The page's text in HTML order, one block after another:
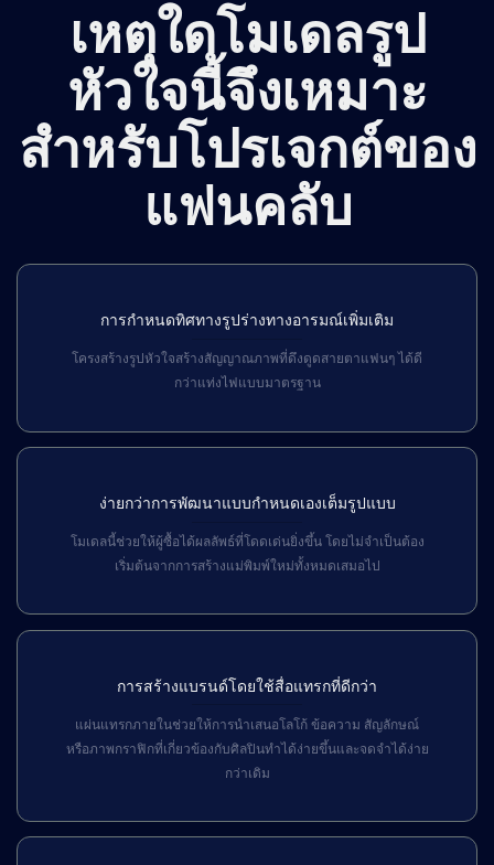
เหตุใดโมเดลรูป
หัวใจนี้จึงเหมาะ
สำหรับโปรเจกต์ของ
แฟนคลับ
การกำหนดทิศทางรูปร่างทางอารมณ์เพิ่มเติม
โครงสร้างรูปหัวใจสร้างสัญญาณภาพที่ดึงดูดสายตาแฟนๆ ได้ดี
กว่าแท่งไฟแบบมาตรฐาน
ง่ายกว่าการพัฒนาแบบกำหนดเองเต็มรูปแบบ
โมเดลนี้ช่วยให้ผู้ซื้อได้ผลลัพธ์ที่โดดเด่นยิ่งขึ้น โดยไม่จำเป็นต้อง
เริ่มต้นจากการสร้างแม่พิมพ์ใหม่ทั้งหมดเสมอไป
การสร้างแบรนด์โดยใช้สื่อแทรกที่ดีกว่า
แผ่นแทรกภายในช่วยให้การนำเสนอโลโก้ ข้อความ สัญลักษณ์
หรือภาพกราฟิกที่เกี่ยวข้องกับศิลปินทำได้ง่ายขึ้นและจดจำได้ง่าย
กว่าเดิม